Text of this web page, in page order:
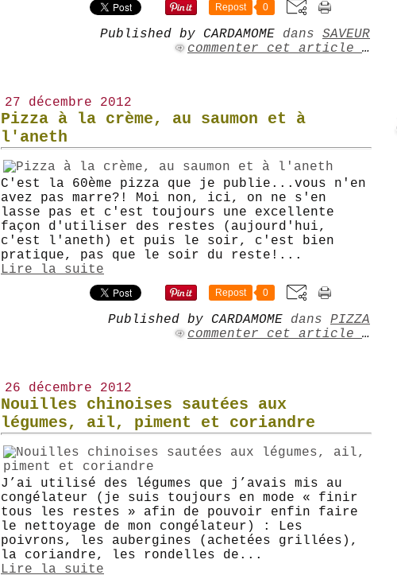
Repost 0
Published by CARDAMOME dans SAVEUR
commenter cet article …
27 décembre 2012
Pizza à la crème, au saumon et à
l'aneth
C'est la 60ème pizza que je publie...vous n'en
avez pas marre?! Moi non, ici, on ne s'en
lasse pas et c'est toujours une excellente
façon d'utiliser des restes (aujourd'hui,
c'est l'aneth) et puis le soir, c'est bien
pratique, pas que le soir du reste!...
Lire la suite
Repost 0
Published by CARDAMOME dans PIZZA
commenter cet article …
26 décembre 2012
Nouilles chinoises sautées aux
légumes, ail, piment et coriandre
J’ai utilisé des légumes que j’avais mis au
congélateur (je suis toujours en mode « finir
tous les restes » afin de pouvoir enfin faire
le nettoyage de mon congélateur) : Les
poivrons, les aubergines (achetées grillées),
la coriandre, les rondelles de...
Lire la suite